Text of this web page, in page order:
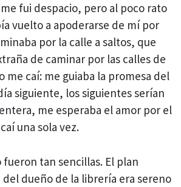
fui despacio, pero al poco rato
vuelto a apoderarse de mí por
por la calle a saltos, que
de caminar por las calles de
me caí: me guiaba la promesa del
siguiente, los siguientes serían
me esperaba el amor por el
una sola vez.
fueron tan sencillas. El plan
dueño de la librería era sereno